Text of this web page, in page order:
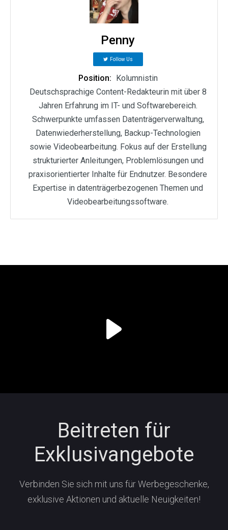
Penny
Follow Us
Position: Kolumnistin
Deutschsprachige Content-Redakteurin mit über 8
Jahren Erfahrung im IT- und Softwarebereich.
Schwerpunkte umfassen Datenträgerverwaltung,
Datenwiederherstellung, Backup-Technologien
sowie Videobearbeitung. Fokus auf der Erstellung
strukturierter Anleitungen, Problemlösungen und
praxisorientierter Inhalte für Endnutzer. Besondere
Expertise in datenträgerbezogenen Themen und
Videobearbeitungssoftware.
Beitreten für
Exklusivangebote
Verbinden Sie sich mit uns für Werbegeschenke,
exklusive Aktionen und aktuelle Neuigkeiten!